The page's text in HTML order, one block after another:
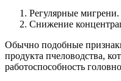
Регулярные мигрени.
Снижение
Обычно подобные
продукта пчеловодства,
работоспособность